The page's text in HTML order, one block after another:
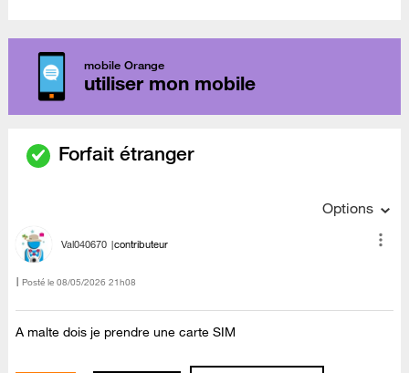
mobile Orange
utiliser mon mobile
Forfait étranger
Options
Val040670 contributeur
Posté le ‎08/05/2026 21h08
A malte dois je prendre une carte SIM